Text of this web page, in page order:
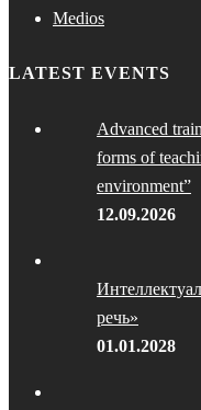
Medios
LATEST EVENTS
Advanced
forms of
environment”
12.09.2026
речь»
01.01.2028